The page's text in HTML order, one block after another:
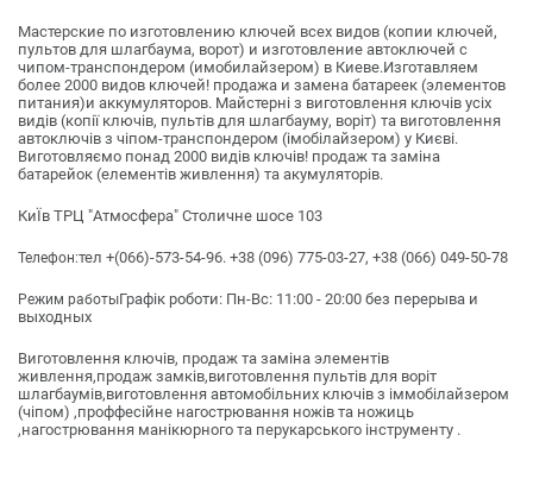
Мастерские по изготовлению ключей всех видов (копии ключей,
пультов для шлагбаума, ворот) и изготовление автоключей с
чипом-транспондером (имобилайзером) в Киеве.Изготавляем
более 2000 видов ключей! продажа и замена батареек (элементов
питания)и аккумуляторов. Майстерні з виготовлення ключів усіх
видів (копії ключів, пультів для шлагбауму, воріт) та виготовлення
автоключів з чіпом-транспондером (імобілайзером) у Києві.
Виготовляємо понад 2000 видів ключів! продаж та заміна
батарейок (елементів живлення) та акумуляторів.
КиЇв ТРЦ "Атмосфера" Столичне шосе 103
Телефон:тел +(066)-573-54-96. +38 (096) 775-03-27, +38 (066) 049-50-78
Режим работыГрафік роботи: Пн-Вс: 11:00 - 20:00 без перерыва и
выходных
Виготовлення ключів, продаж та заміна элементів
живлення,продаж замків,виготовлення пультів для воріт
шлагбаумів,виготовлення автомобільних ключів з іммобілайзером
(чіпом) ,проффесійне нагострювання ножів та ножиць
,нагострювання манікюрного та перукарського інструменту .